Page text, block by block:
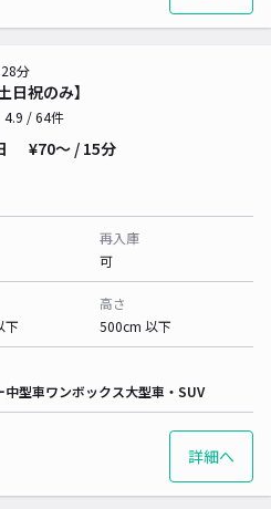
日祝のみ】
分
4.9 / 64件
¥70〜 / 15分
再入庫
可
下
高さ
500cm 以下
中型車ワンボックス大型車・SUV
詳細へ